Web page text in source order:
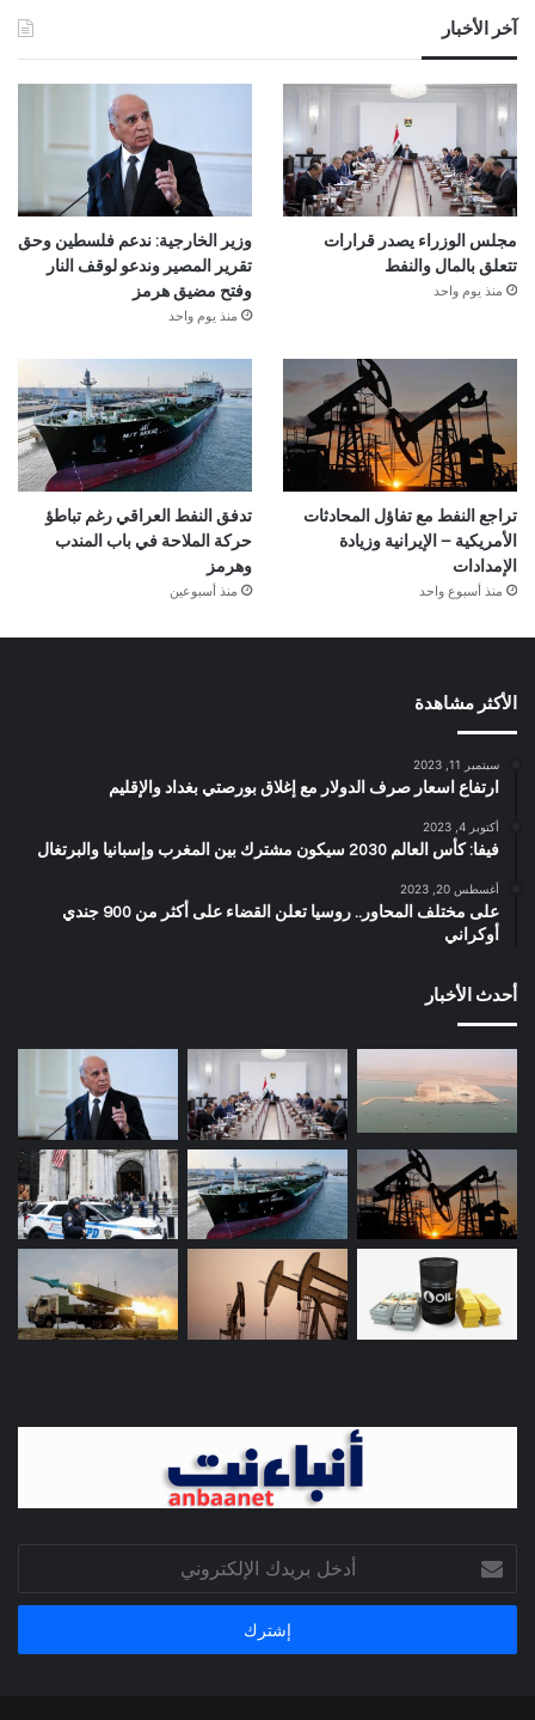
آخر الأخبار
مجلس الوزراء يصدر قرارات
تتعلق بالمال والنفط
منذ يوم واحد
وزير الخارجية: ندعم فلسطين وحق
تقرير المصير وندعو لوقف النار
وفتح مضيق هرمز
منذ يوم واحد
تراجع النفط مع تفاؤل المحادثات
الأمريكية – الإيرانية وزيادة
الإمدادات
منذ أسبوع واحد
تدفق النفط العراقي رغم تباطؤ
حركة الملاحة في باب المندب
وهرمز
منذ أسبوعين
الأكثر مشاهدة
سبتمبر 11, 2023
ارتفاع اسعار صرف الدولار مع إغلاق بورصتي بغداد والإقليم
أكتوبر 4, 2023
فيفا: كأس العالم 2030 سيكون مشترك بين المغرب وإسبانيا والبرتغال
أغسطس 20, 2023
على مختلف المحاور.. روسيا تعلن القضاء على أكثر من 900 جندي
أوكراني
أحدث الأخبار
بريدك
الإلكتروني